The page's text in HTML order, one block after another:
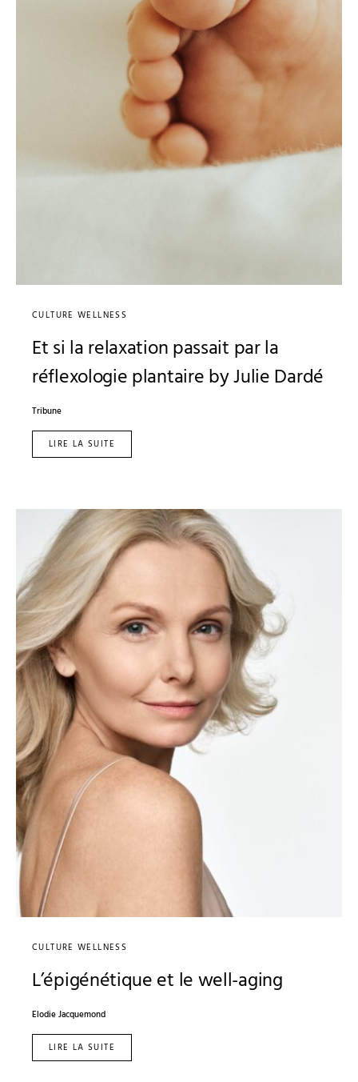
CULTURE WELLNESS
Et si la relaxation passait par la
réflexologie plantaire by Julie Dardé
Tribune
LIRE LA SUITE
CULTURE WELLNESS
L’épigénétique et le well-aging
Elodie Jacquemond
LIRE LA SUITE